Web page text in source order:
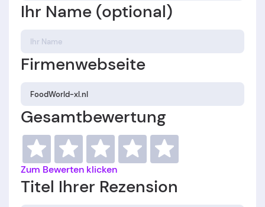
Ihr Name (optional)
Firmenwebseite
Gesamtbewertung
Zum Bewerten klicken
Titel Ihrer Rezension